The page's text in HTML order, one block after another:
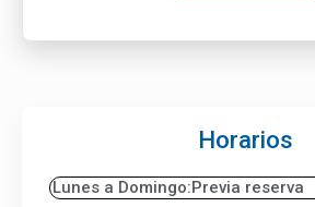
Horarios
Lunes a Domingo:Previa reserva